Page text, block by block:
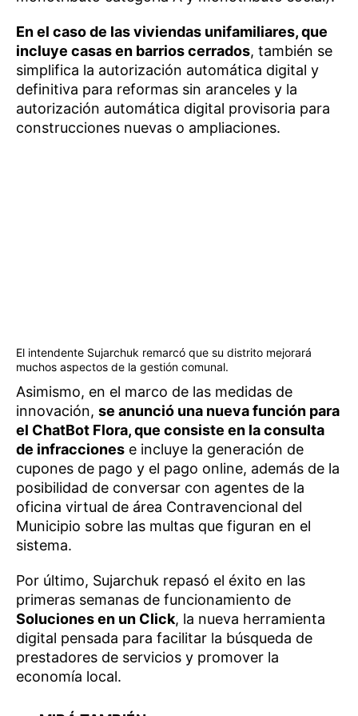
En el caso de las viviendas unifamiliares, que
incluye casas en barrios cerrados, también se
simplifica la autorización automática digital y
definitiva para reformas sin aranceles y la
autorización automática digital provisoria para
construcciones nuevas o ampliaciones.
El intendente Sujarchuk remarcó que su distrito mejorará
muchos aspectos de la gestión comunal.
Asimismo, en el marco de las medidas de
innovación, se anunció una nueva función para
el ChatBot Flora, que consiste en la consulta
de infracciones e incluye la generación de
cupones de pago y el pago online, además de la
posibilidad de conversar con agentes de la
oficina virtual de área Contravencional del
Municipio sobre las multas que figuran en el
sistema.
Por último, Sujarchuk repasó el éxito en las
primeras semanas de funcionamiento de
Soluciones en un Click, la nueva herramienta
digital pensada para facilitar la búsqueda de
prestadores de servicios y promover la
economía local.